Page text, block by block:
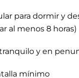
para dormir y
al menos 8 horas)
y en
mínimo